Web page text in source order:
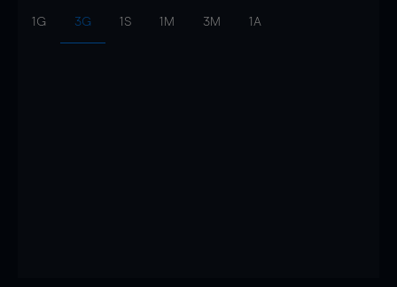
1G 3G 1S 1M 3M 1A